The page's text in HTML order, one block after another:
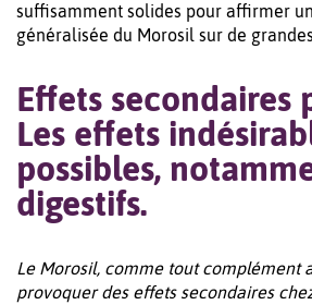
suffisamment solides pour affirmer
généralisée du Morosil sur de
Effets secondaires
Les effets
possibles,
digestifs.
Le Morosil, comme tout complément
provoquer des effets secondaires